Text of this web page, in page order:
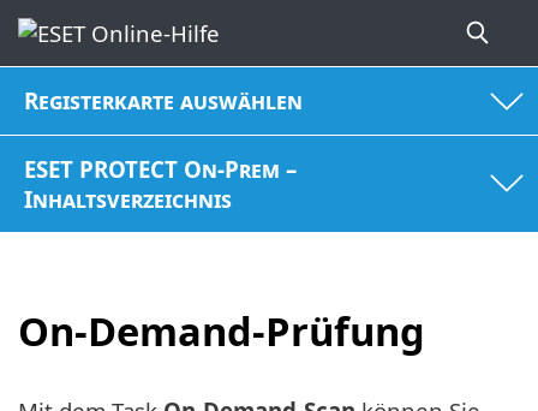
Registerkarte auswählen
ESET PROTECT On-Prem –
Inhaltsverzeichnis
On-Demand-Prüfung